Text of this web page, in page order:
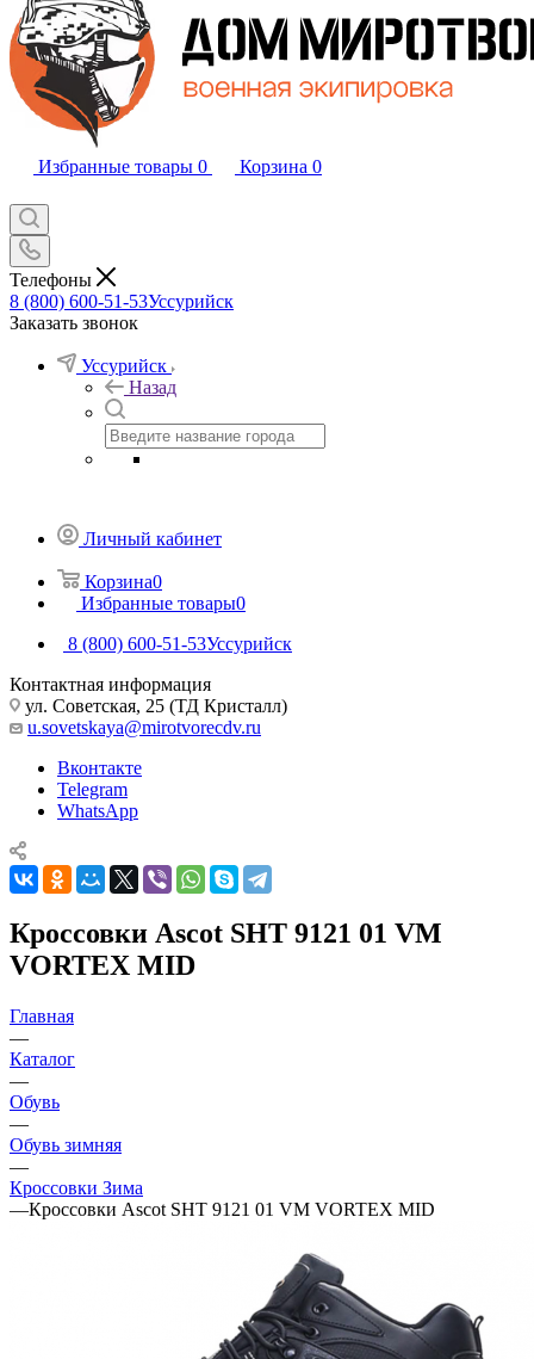
Избранные товары 0 Корзина 0
Телефоны
8 (800) 600-51-53Уссурийск
Заказать звонок
Уссурийск
Назад
Личный кабинет
Корзина0
Избранные товары0
8 (800) 600-51-53Уссурийск
Контактная информация
ул. Советская, 25 (ТД Кристалл)
u.sovetskaya@mirotvorecdv.ru
Вконтакте
Telegram
WhatsApp
Кроссовки Ascot SHT 9121 01 VM
VORTEX MID
Главная
—
Каталог
—
Обувь
—
Обувь зимняя
—
Кроссовки Зима
—Кроссовки Ascot SHT 9121 01 VM VORTEX MID